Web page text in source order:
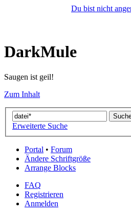
Du bist nicht
DarkMule
Saugen ist geil!
Zum Inhalt
Erweiterte Suche
Portal • Forum
Ändere Schriftgröße
Arrange Blocks
FAQ
Registrieren
Anmelden